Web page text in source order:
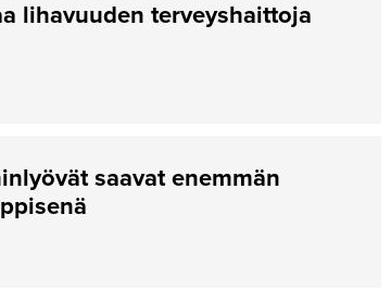
lihavuuden terveyshaittoja
saavat enemmän